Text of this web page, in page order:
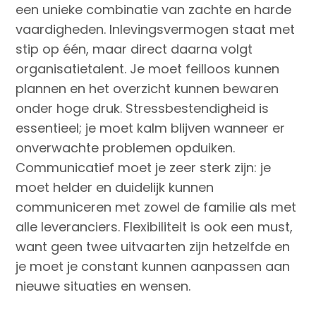
een unieke combinatie van zachte en harde
vaardigheden. Inlevingsvermogen staat met
stip op één, maar direct daarna volgt
organisatietalent. Je moet feilloos kunnen
plannen en het overzicht kunnen bewaren
onder hoge druk. Stressbestendigheid is
essentieel; je moet kalm blijven wanneer er
onverwachte problemen opduiken.
Communicatief moet je zeer sterk zijn: je
moet helder en duidelijk kunnen
communiceren met zowel de familie als met
alle leveranciers. Flexibiliteit is ook een must,
want geen twee uitvaarten zijn hetzelfde en
je moet je constant kunnen aanpassen aan
nieuwe situaties en wensen.